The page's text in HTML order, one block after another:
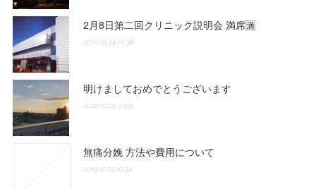
2月8日第二回クリニック説明会 満席🈵
2020.01.24 01:38
明けましておめでとうございます
2020.01.01 03:51
無痛分娩 方法や費用について
2019.12.25 10:34